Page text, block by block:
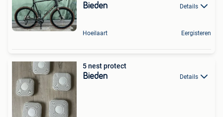
Bieden Details
Hoeilaart Eergisteren
5 nest protect
Bieden Details